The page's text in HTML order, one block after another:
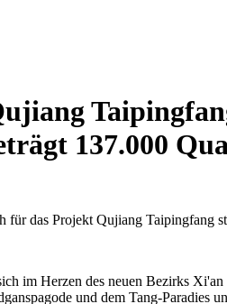
137.000
für das Projekt Qujiang Taipingfang
im Herzen des neuen Bezirks
und dem Tang-Paradies